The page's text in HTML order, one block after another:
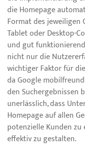
die Homepage
Format des jeweiligen
Tablet oder Desktop-
und gut
nicht nur die
wichtiger Faktor für
da Google
den Suchergebnissen
unerlässlich, dass
Homepage auf allen
potenzielle Kunden
effektiv zu gestalten.